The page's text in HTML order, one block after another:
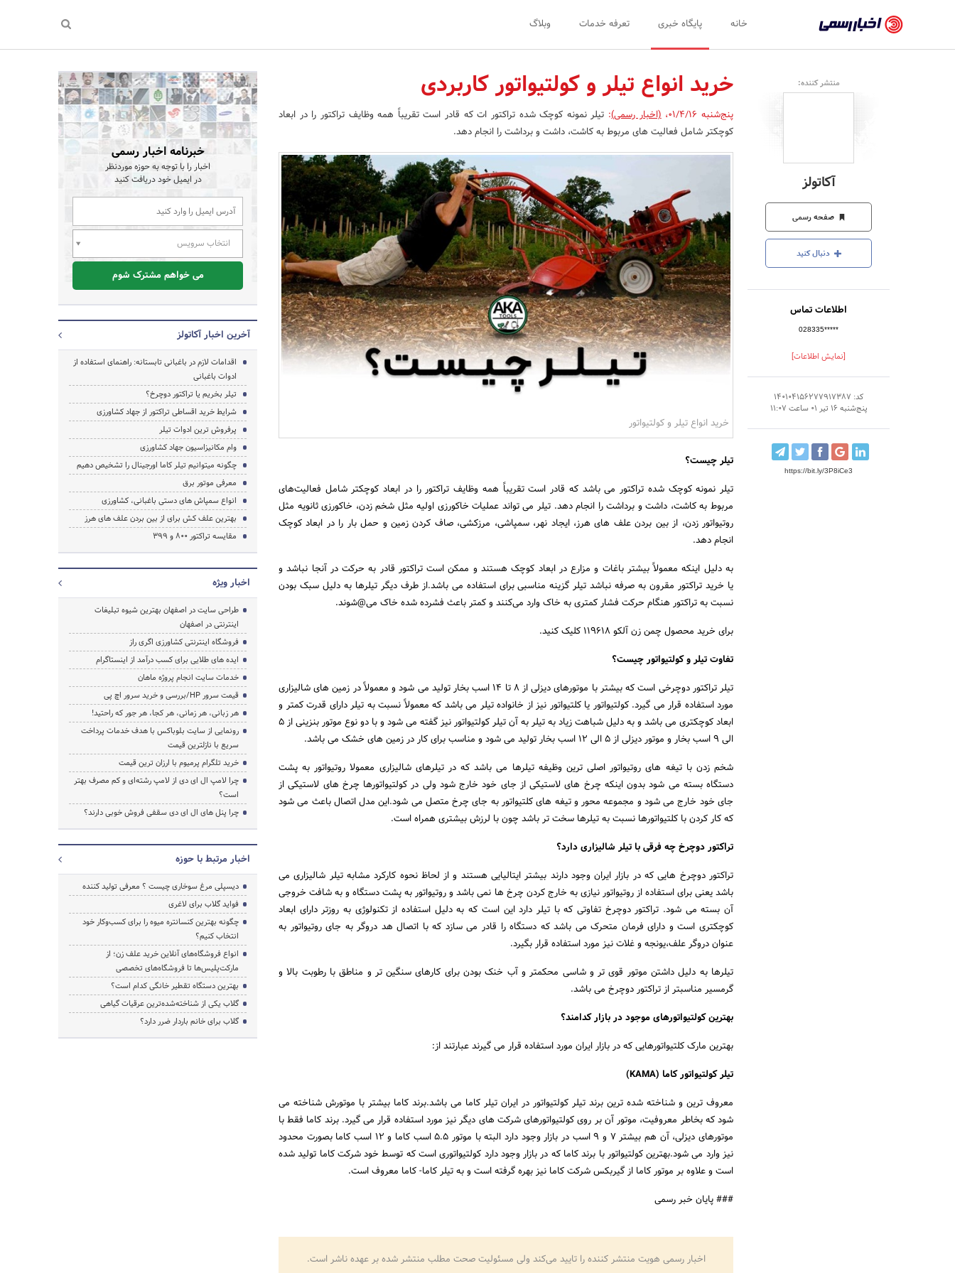
رسمی
-
اخبار
شرکت‌ها،
سازمان‌ها
و
روابط
عمومی‌ها
خانه پایگاه خبری تعرفه خدمات وبلاگ
منتشر کننده:
آکاتولز
صفحه رسمی
دنبال کنید
اطلاعات تماس
028335*****
[نمایش اطلاعات]
کد: 140104156277917387
پنج‌شنبه 16 تیر 01 ساعت 11:07
https://bit.ly/3P8iCe3
خرید انواع تیلر و کولتیواتور کاربردی
پنج‌شنبه 01/4/16 ،(اخبار رسمی): تیلر نمونه کوچک شده تراکتور ات که قادر است تقریباً همه وظایف تراکتور را در ابعاد
کوچکتر شامل فعالیت های مربوط به کاشت، داشت و برداشت را انجام دهد.
خرید انواع تیلر و کولتیواتور
تیلر چیست؟
تیلر نمونه کوچک شده تراکتور می باشد که قادر است تقریباً همه وظایف تراکتور را در ابعاد کوچکتر شامل فعالیت‌های
مربوط به کاشت، داشت و برداشت را انجام دهد. تیلر می تواند عملیات خاکورزی اولیه مثل شخم زدن، خاکورزی ثانویه مثل
روتیواتور زدن، از بین بردن علف های هرز، ایجاد نهر، سمپاشی، مرزکشی، صاف کردن زمین و حمل بار را در ابعاد کوچک
انجام دهد.
به دلیل اینکه معمولاً بیشتر باغات و مزارع در ابعاد کوچک هستند و ممکن است تراکتور قادر به حرکت در آنجا نباشد و
یا خرید تراکتور مقرون به صرفه نباشد تیلر گزینه مناسبی برای استفاده می باشد.از طرف دیگر تیلرها به دلیل سبک بودن
نسبت به تراکتور هنگام حرکت فشار کمتری به خاک وارد می‌کنند و کمتر باعث فشرده شده خاک می@شوند.
برای خرید محصول چمن زن آلکو 119618 کلیک کنید.
تفاوت تیلر و کولتیواتور چیست؟
تیلر تراکتور دوچرخی است که بیشتر با موتورهای دیزلی از 8 تا 14 اسب بخار تولید می شود و معمولاً در زمین های شالیزاری
مورد استفاده قرار می گیرد. کولتیواتور یا کلتیواتور نیز از خانواده تیلر می باشد که معمولاً نسبت به تیلر دارای قدرت کمتر و
ابعاد کوچکتری می باشد و به دلیل شباهت زیاد به تیلر به آن تیلر کولتیواتور نیز گفته می شود و با دو نوع موتور بنزینی از 5
الی 9 اسب بخار و موتور دیزلی از 5 الی 12 اسب بخار تولید می شود و مناسب برای کار در زمین های خشک می باشد.
شخم زدن با تیغه های روتیواتور اصلی ترین وظیفه تیلرها می باشد که در تیلرهای شالیزاری معمولا روتیواتور به پشت
دستگاه بسته می شود بدون اینکه چرخ های لاستیکی از جای خود خارج شود ولی در کولتیواتورها چرخ های لاستیکی از
جای خود خارج می شود و مجموعه محور و تیغه های کلتیواتور به جای چرخ متصل می شود.این مدل اتصال باعث می شود
که کار کردن با کلتیواتورها نسبت به تیلرها سخت تر باشد چون با لرزش بیشتری همراه است.
تراکتور دوچرخ چه فرقی با تیلر شالیزاری دارد؟
تراکتور دوچرخ هایی که در بازار ایران وجود دارند بیشتر ایتالیایی هستند و از لحاظ نحوه کارکرد مشابه تیلر شالیزاری می
باشد یعنی برای استفاده از روتیواتور نیازی به خارج کردن چرخ ها نمی باشد و روتیواتور به پشت دستگاه و به شافت خروجی
آن بسته می شود. تراکتور دوچرخ تفاوتی که با تیلر دارد این است که به دلیل استفاده از تکنولوژی به روزتر دارای ابعاد
کوچکتری است و دارای فرمان متحرک می باشد که دستگاه را قادر می سازد که با اتصال هد دروگر به جای روتیواتور به
عنوان دروگر علف،یونجه و غلات نیز مورد استفاده قرار بگیرد.
تیلرها به دلیل داشتن موتور قوی تر و شاسی محکمتر و آب خنک بودن برای کارهای سنگین تر و مناطق با رطوبت بالا و
گرمسیر مناسبتر از تراکتور دوچرخ می باشد.
بهترین کولتیواتورهای موجود در بازار کدامند؟
بهترین مارک کلتیواتورهایی که در بازار ایران مورد استفاده قرار می گیرند عبارتند از:
تیلر کولتیواتور کاما (KAMA)
معروف ترین و شناخته شده ترین برند تیلر کولتیواتور در ایران تیلر کاما می باشد.برند کاما بیشتر با موتورش شناخته می
شود که بخاطر معروفیت، موتور آن بر روی کولتیواتورهای شرکت های دیگر نیز مورد استفاده قرار می گیرد. برند کاما فقط با
موتورهای دیزلی، آن هم بیشتر 7 و 9 اسب در بازار وجود دارد البته با موتور 5.5 اسب کاما و 12 اسب کاما بصورت محدود
نیز وارد می شود.بهترین کولتیواتور با برند کاما که در بازار وجود دارد کولتیواتوری است که توسط خود شرکت کاما تولید شده
است و علاوه بر موتور کاما از گیربکس شرکت کاما نیز بهره گرفته است و به تیلر کاما- کاما معروف است.
### پایان خبر رسمی
اخبار رسمی هویت منتشر کننده را تایید می‌کند ولی مسئولیت صحت مطلب منتشر شده بر عهده ناشر است.
خبرنامه اخبار رسمی
اخبار را با توجه به حوزه موردنظر
در ایمیل خود دریافت کنید
انتخاب سرویس
می خواهم مشترک شوم
آخرین اخبار آکاتولز
اقدامات لازم در باغبانی تابستانه: راهنمای استفاده از
ادوات باغبانی
تیلر بخریم یا تراکتور دوچرخ؟
شرایط خرید اقساطی تراکتور از جهاد کشاورزی
پرفروش ترین ادوات تیلر
وام مکانیزاسیون جهاد کشاورزی
چگونه میتوانیم تیلر کاما اورجینال را تشخیص دهیم
معرفی موتور برق
انواع سمپاش های دستی باغبانی، کشاورزی
بهترین علف کش برای از بین بردن علف های هرز
مقایسه تراکتور 800 و 399
اخبار ویژه
طراحی سایت در اصفهان بهترین شیوه تبلیغات
اینترنتی در اصفهان
فروشگاه اینترنتی کشاورزی اگری راز
ایده های طلایی برای کسب درآمد از اینستاگرام
خدمات سایت انجام پروژه ماهان
قیمت سرور HP/بررسی و خرید سرور اچ پی
هر زبانی، هر زمانی، هر کجا، هر جور که راحتید!
رونمایی از سایت بلوباکس با هدف خدمات پرداخت
سریع با نازلترین قیمت
خرید تلگرام پرمیوم با ارزان ترین قیمت
چرا لامپ ال ای دی از لامپ رشته‌ای و کم مصرف بهتر
است؟
چرا پنل های ال ای دی سقفی فروش خوبی دارند؟
اخبار مرتبط با حوزه
دیسپلی مرغ سوخاری چیست ؟ معرفی تولید کننده
فواید گلاب برای لاغری
چگونه بهترین کنسانتره میوه را برای کسب‌وکار خود
انتخاب کنیم؟
انواع فروشگاه‌های آنلاین خرید علف زن؛ از
مارکت‌پلیس‌ها تا فروشگاه‌های تخصصی
بهترین دستگاه تقطیر خانگی کدام است؟
گلاب یکی از شناخته‌شده‌ترین عرقیات گیاهی
گلاب برای خانم باردار ضرر دارد؟